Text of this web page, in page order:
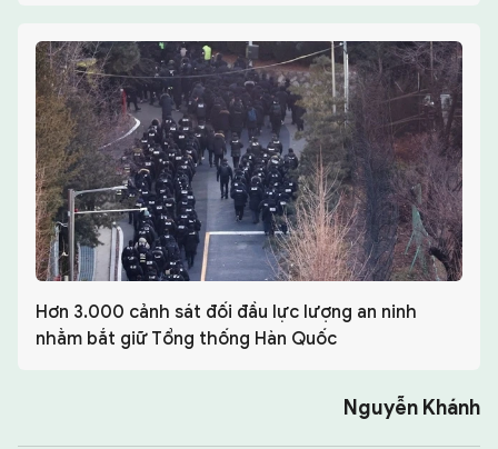
Hơn 3.000 cảnh sát đối đầu lực lượng an ninh
nhằm bắt giữ Tổng thống Hàn Quốc
Nguyễn Khánh